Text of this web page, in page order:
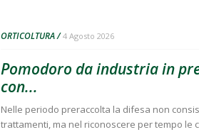
ORTICOLTURA 4 Agosto 2026
Pomodoro da industria in
con...
Nelle periodo preraccolta la difesa non
trattamenti, ma nel riconoscere per tempo